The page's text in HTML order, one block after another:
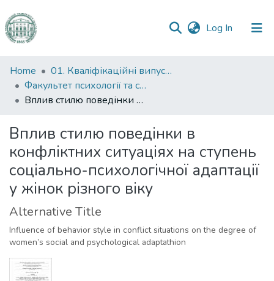
Log In (current)
Communities
&
Collections
Statistics
Home
01. Кваліфікаційні випускні роботи здобувачів вищої освіти
Факультет психології та соціальної роботи
Вплив стилю поведінки в конфліктних ситуаціях на ступень соціально-психологічної адаптації у жінок різного віку
Вплив стилю поведінки в
конфліктних ситуаціях на ступень
соціально-психологічної адаптації
у жінок різного віку
Alternative Title
Influence of behavior style in conflict situations on the degree of
women’s social and psychological adaptathion